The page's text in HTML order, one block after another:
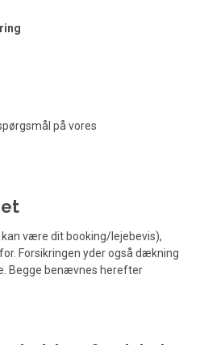
på vores
være dit booking/lejebevis),
Forsikringen yder også dækning
Begge benævnes herefter